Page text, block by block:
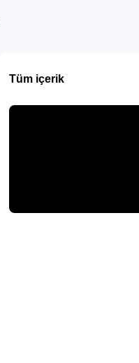
Tüm içerik